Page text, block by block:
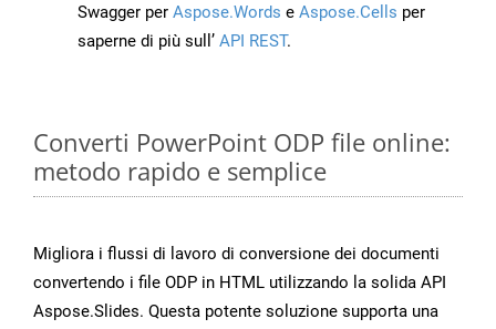
Swagger per Aspose.Words e Aspose.Cells per
saperne di più sull’ API REST.
Converti PowerPoint ODP file online:
metodo rapido e semplice
Migliora i flussi di lavoro di conversione dei documenti
convertendo i file ODP in HTML utilizzando la solida API
Aspose.Slides. Questa potente soluzione supporta una